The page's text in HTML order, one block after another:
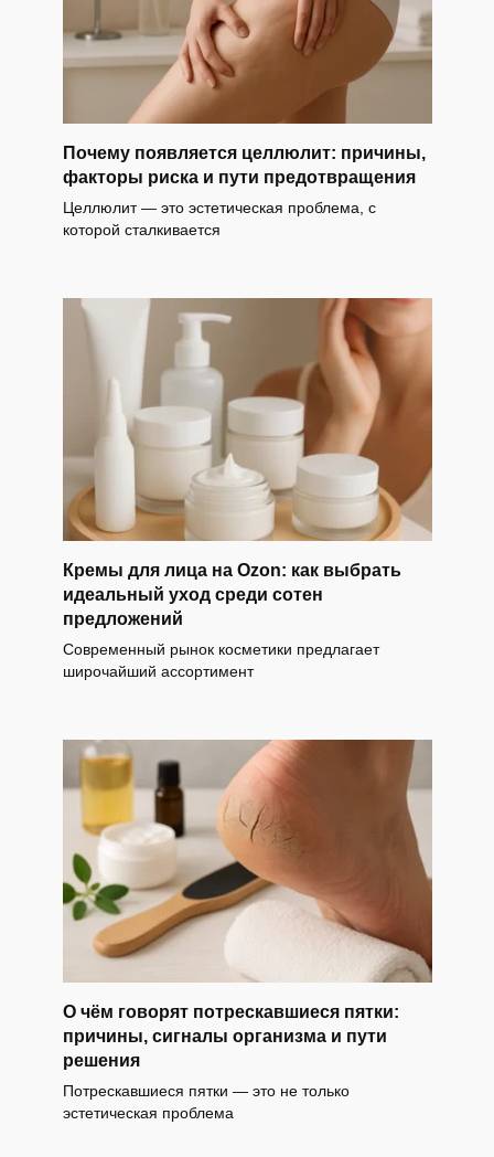
Почему появляется целлюлит: причины,
факторы риска и пути предотвращения
Целлюлит — это эстетическая проблема, с
которой сталкивается
Кремы для лица на Ozon: как выбрать
идеальный уход среди сотен
предложений
Современный рынок косметики предлагает
широчайший ассортимент
О чём говорят потрескавшиеся пятки:
причины, сигналы организма и пути
решения
Потрескавшиеся пятки — это не только
эстетическая проблема